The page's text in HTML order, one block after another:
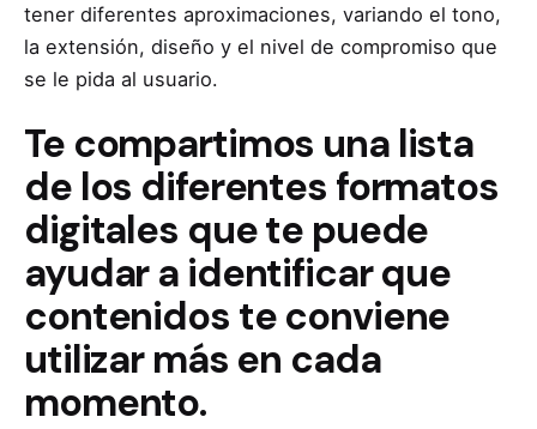
tener diferentes aproximaciones, variando el tono,
la extensión, diseño y el nivel de compromiso que
se le pida al usuario.
Te compartimos una lista
de los diferentes formatos
digitales que te puede
ayudar a identificar que
contenidos te conviene
utilizar más en cada
momento.